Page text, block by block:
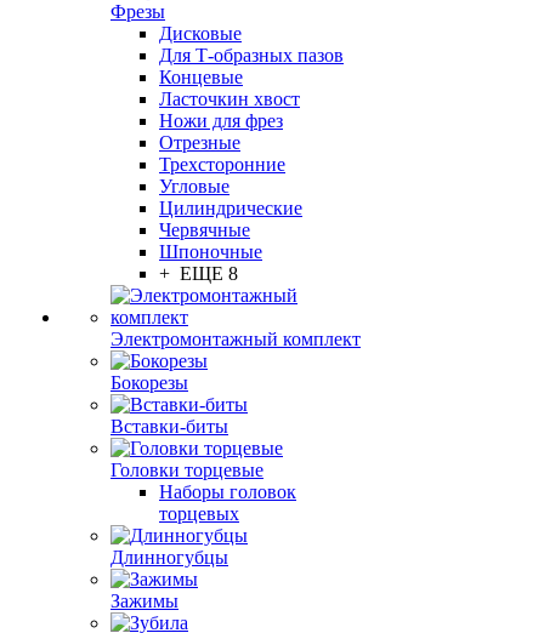
Фрезы
Дисковые
Для Т-образных пазов
Концевые
Ласточкин хвост
Ножи для фрез
Отрезные
Трехсторонние
Угловые
Цилиндрические
Червячные
Шпоночные
+ ЕЩЕ 8
Электромонтажный комплект
Бокорезы
Вставки-биты
Головки торцевые
Наборы головок
торцевых
Длинногубцы
Зажимы